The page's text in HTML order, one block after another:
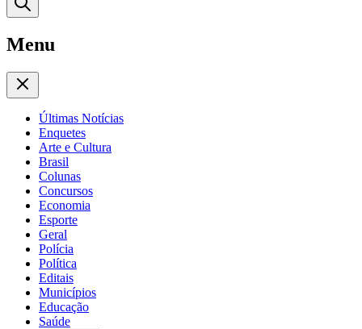
Menu
Últimas Notícias
Enquetes
Arte e Cultura
Brasil
Colunas
Concursos
Economia
Esporte
Geral
Polícia
Política
Editais
Municípios
Educação
Saúde